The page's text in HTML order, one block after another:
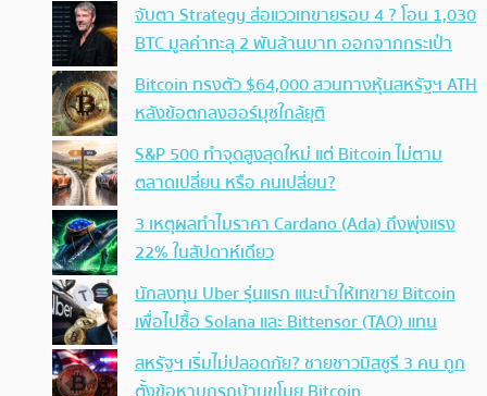
จับตา Strategy ส่อแววเทขายรอบ 4 ? โอน 1,030
BTC มูลค่าทะลุ 2 พันล้านบาท ออกจากกระเป๋า
Bitcoin ทรงตัว $64,000 สวนทางหุ้นสหรัฐฯ ATH
หลังข้อตกลงฮอร์มุซใกล้ยุติ
S&P 500 ทำจุดสูงสุดใหม่ แต่ Bitcoin ไม่ตาม
ตลาดเปลี่ยน หรือ คนเปลี่ยน?
3 เหตุผลทำไมราคา Cardano (Ada) ถึงพุ่งแรง
22% ในสัปดาห์เดียว
นักลงทุน Uber รุ่นแรก แนะนำให้เทขาย Bitcoin
เพื่อไปซื้อ Solana และ Bittensor (TAO) แทน
สหรัฐฯ เริ่มไม่ปลอดภัย? ชายชาวมิสซูรี 3 คน ถูก